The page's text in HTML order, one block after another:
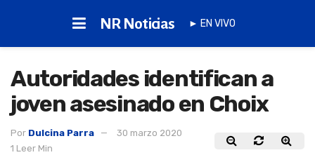
NR Noticias ► EN VIVO
Autoridades identifican a
joven asesinado en Choix
Por Dulcina Parra
30 marzo 2020
1 Leer Min